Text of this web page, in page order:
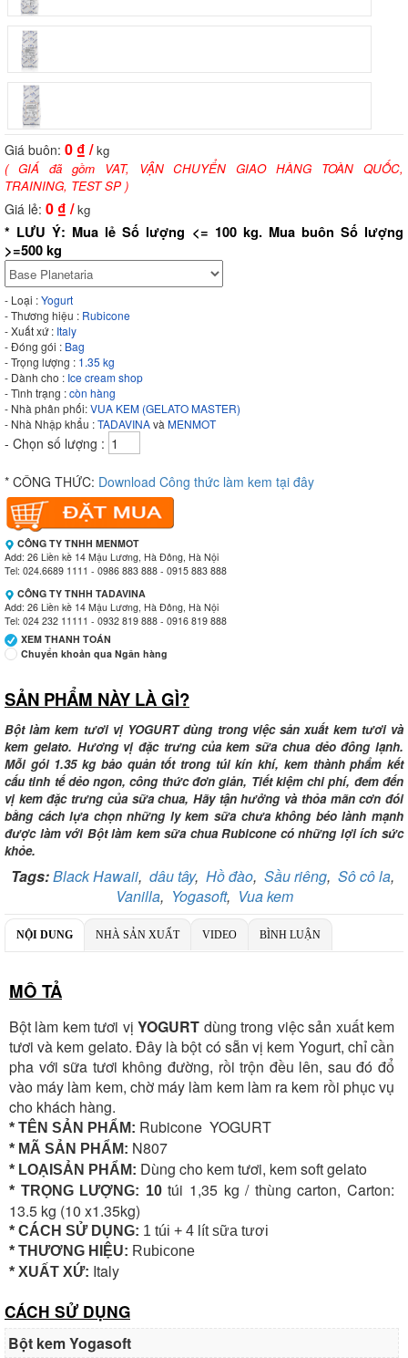
Giá buôn: 0 ₫ / kg
( GIÁ đã gồm VAT, VẬN CHUYỂN GIAO HÀNG TOÀN QUỐC,
TRAINING, TEST SP )
Giá lẻ: 0 ₫ /kg
* LƯU Ý: Mua lẻ Số lượng <= 100 kg. Mua buôn Số lượng
>=500 kg
- Loại :Yogurt
- Thương hiệu : Rubicone
- Xuất xứ : Italy
- Đóng gói : Bag
- Trọng lượng : 1.35 kg
- Dành cho : Ice cream shop
- Tình trạng :còn hàng
- Nhà phân phối:VUA KEM (GELATO MASTER)
- Nhà Nhập khẩu :TADAVINAvà MENMOT
- Chọn số lượng :
* CÔNG THỨC: Download Công thức làm kem tại đây
CÔNG TY TNHH MENMOT
Add: 26 Liền kề 14 Mậu Lương, Hà Đông, Hà Nội
Tel: 024.6689 1111 - 0986 883 888 - 0915 883 888
CÔNG TY TNHH TADAVINA
Add: 26 Liền kề 14 Mậu Lương, Hà Đông, Hà Nội
Tel: 024 232 11111 - 0932 819 888 - 0916 819 888
XEM THANH TOÁN
Chuyển khoản qua Ngân hàng
Ngân hàng Ngoại thương Việt Nam
Chi nhánh:
Chủ TK:
CÔNG TY TNHH MENMOT
Số TK:
069 1000 811 888
Ngân hàng Ngoại thương Việt Nam
Chi nhánh:
Vietcombank Tây Hà Nội
Chủ TK:
CÔNG TY TNHH TADAVINA
Số TK:
069 1000 886 001
Chi nhánh:
Chi nhánh VBbank Hà Nội
Chủ TK:
Nguyễn Văn Tuấn
Số TK:
222 899 001
Ngân hàng Ngoại thương Việt Nam
Chi nhánh:
Chi nhánh Vietcombank Hà Nội
SẢN PHẨM NÀY LÀ GÌ?
Bột làm kem tươi vị YOGURT dùng trong việc sản xuất kem tươi và
kem gelato. Hương vị đặc trưng của kem sữa chua dẻo đông lạnh.
Mỗi gói 1.35 kg bảo quản tốt trong túi kín khí, kem thành phẩm kết
cấu tinh tế dẻo ngon, công thức đơn giản, Tiết kiệm chi phí, đem đến
vị kem đặc trưng của sữa chua, Hãy tận hưởng và thỏa mãn cơn đói
bằng cách lựa chọn những ly kem sữa chưa không béo lành mạnh
được làm với Bột làm kem sữa chua Rubicone có những lợi ích sức
khỏe.
Tags:Black Hawaii, dâu tây, Hồ đào, Sầu riêng, Sô cô la,
Vanilla, Yogasoft, Vua kem
NỘI DUNG NHÀ SẢN XUẤT VIDEO BÌNH LUẬN
MÔ TẢ
Bột làm kem tươi vịYOGURT dùng trong việc sản xuất kem
tươi và kem gelato. Đây là bột có sẵn vị kem Yogurt, chỉ cần
pha với sữa tươi không đường, rồi trộn đều lên, sau đó đổ
vào máy làm kem, chờ máy làm kem làm ra kem rồi phục vụ
cho khách hàng.
* TÊN SẢN PHẨM: Rubicone YOGURT
* MÃ SẢN PHẨM: N807
* LOẠISẢN PHẨM: Dùng cho kem tươi, kem soft gelato
* TRỌNG LƯỢNG: 10túi 1,35 kg / thùng carton, Carton:
13.5 kg (10 x1.35kg)
* CÁCH SỬ DỤNG: 1 túi + 4 lít sữa tươi
* THƯƠNG HIỆU: Rubicone
* XUẤT XỨ: Italy
CÁCH SỬ DỤNG
Bột kem Yogasoft